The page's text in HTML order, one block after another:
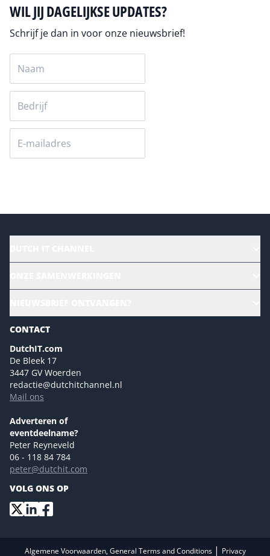
WIL JIJ DAGELIJKSE UPDATES?
Schrijf je dan in voor onze nieuwsbrief!
Magazines
Marketingmogelijkheden 2026
Eventmogelijkheden 2026
Advertising opportunities 2026 ENG
Event opportunities 2026 ENG
NL Digital
Versturen
CONTACT
DutchIT.com
De Bleek 17
3447 GV Woerden
redactie@dutchitchannel.nl
Mail ons
Adverteren of
eventdeelname?
Peter Reyneveld
06 - 118 84 784
peter@dutchit.com
VOLG ONS OP
Algemene Voorwaarden, General Terms and Conditions | Privacy